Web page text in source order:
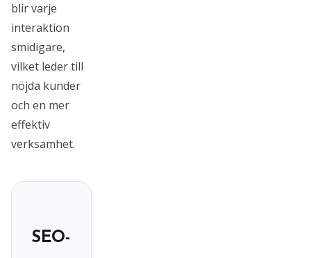
blir varje
interaktion
smidigare,
vilket leder till
nöjda kunder
och en mer
effektiv
verksamhet.
SEO-